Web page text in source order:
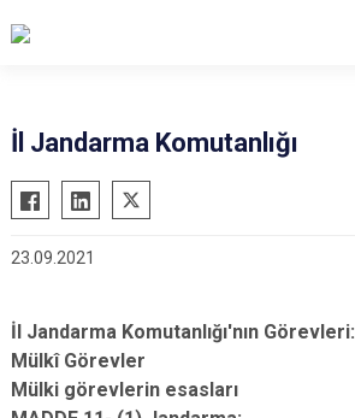
İl Jandarma Komutanlığı
23.09.2021
İl Jandarma Komutanlığı'nın Görevleri:
Mülkî Görevler
Mülki görevlerin esasları